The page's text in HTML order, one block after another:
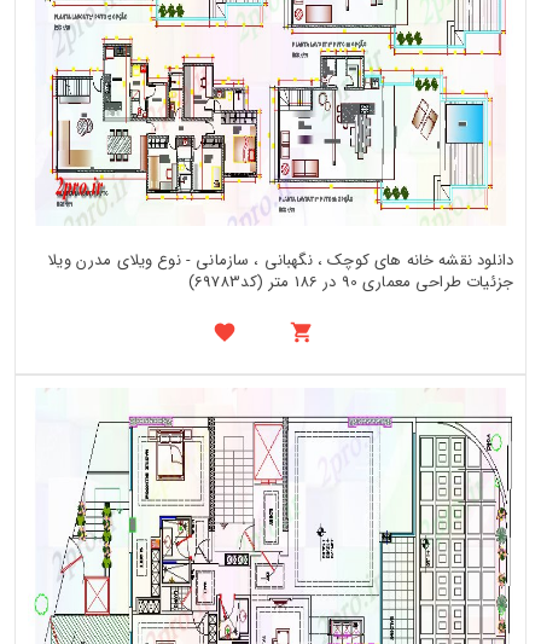
دانلود نقشه خانه های کوچک ، نگهبانی ، سازمانی - نوع ویلای مدرن ویلا
جزئیات طراحی معماری 90 در 186 متر (کد69783)